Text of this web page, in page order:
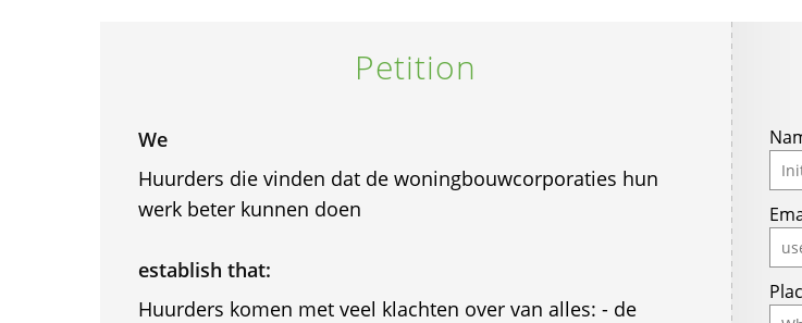
Petition
We
Huurders die vinden dat de woningbouwcorporaties hun
werk beter kunnen doen
establish that:
Huurders komen met veel klachten over van alles: - de